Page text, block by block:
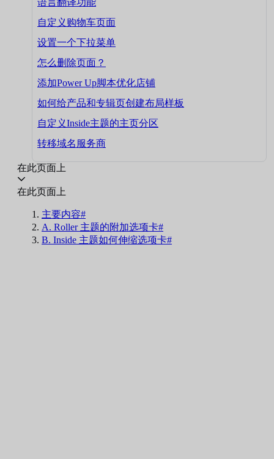
自定义购物车页面
设置一个下拉菜单
怎么删除页面？
添加Power Up脚本优化店铺
如何给产品和专辑页创建布局样板
自定义Inside主题的主页分区
转移域名服务商
在此页面上
在此页面上
主要内容#
A. Roller 主题的附加选项卡#
B. Inside 主题如何伸缩选项卡#